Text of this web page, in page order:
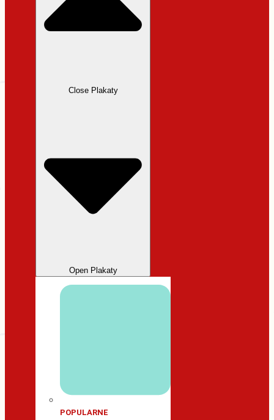
Close Plakaty
Open Plakaty
POPULARNE